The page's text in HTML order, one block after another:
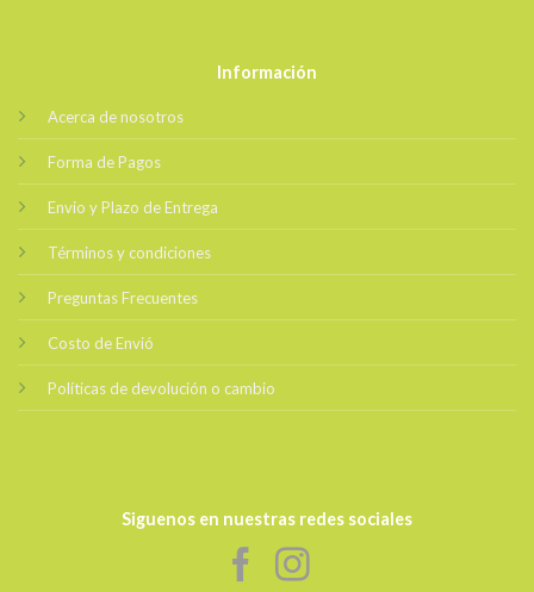
Información
Acerca de nosotros
Forma de Pagos
Envio y Plazo de Entrega
Términos y condiciones
Preguntas Frecuentes
Costo de Envió
Políticas de devolución o cambio
Siguenos en nuestras redes sociales